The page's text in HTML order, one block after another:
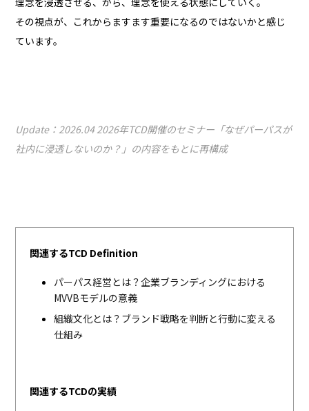
その視点が、これからますます重要になるのではないかと感じ
ています。
Update：2026.04 2026年TCD開催のセミナー「なぜパーパスが
社内に浸透しないのか？」の内容をもとに再構成
関連するTCD Definition
パーパス経営とは？企業ブランディングにおける
MVVBモデルの意義
組織文化とは？ブランド戦略を判断と行動に変える
仕組み
関連するTCDの実績